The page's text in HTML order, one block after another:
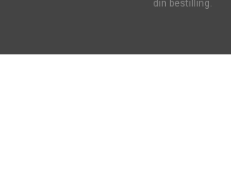
din bestilling.